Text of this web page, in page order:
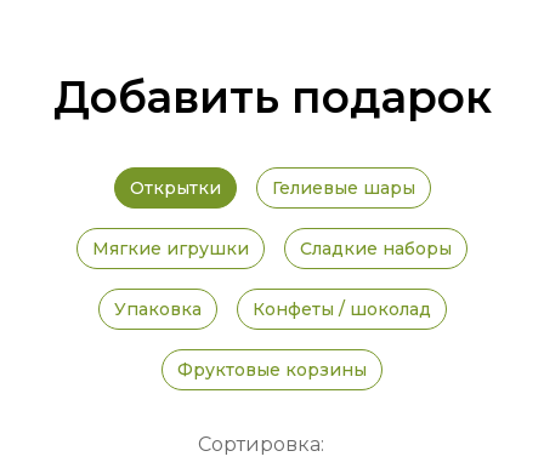
Добавить подарок
Открытки Гелиевые шары
Мягкие игрушки Сладкие наборы
Упаковка Конфеты / шоколад
Фруктовые корзины
Сортировка: